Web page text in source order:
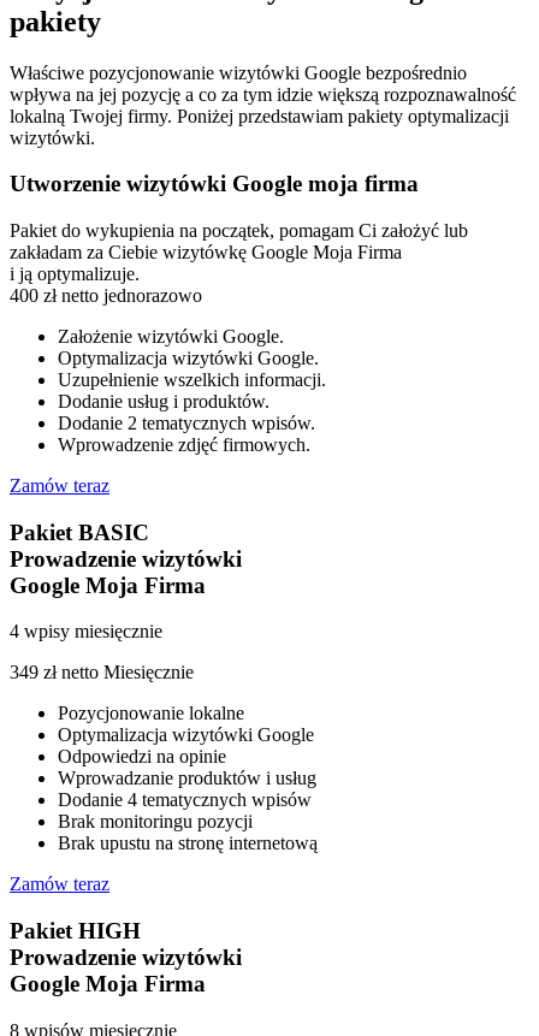
pakiety
Właściwe pozycjonowanie wizytówki Google bezpośrednio
wpływa na jej pozycję a co za tym idzie większą rozpoznawalność
lokalną Twojej firmy. Poniżej przedstawiam pakiety optymalizacji
wizytówki.
Utworzenie wizytówki Google moja firma
Pakiet do wykupienia na początek, pomagam Ci założyć lub
zakładam za Ciebie wizytówkę Google Moja Firma
i ją optymalizuje.
400 zł netto jednorazowo
Założenie wizytówki Google.
Optymalizacja wizytówki Google.
Uzupełnienie wszelkich informacji.
Dodanie usług i produktów.
Dodanie 2 tematycznych wpisów.
Wprowadzenie zdjęć firmowych.
Zamów teraz
Pakiet BASIC
Prowadzenie wizytówki
Google Moja Firma
4 wpisy miesięcznie
349 zł netto Miesięcznie
Pozycjonowanie lokalne
Optymalizacja wizytówki Google
Odpowiedzi na opinie
Wprowadzanie produktów i usług
Dodanie 4 tematycznych wpisów
Brak monitoringu pozycji
Brak upustu na stronę internetową
Zamów teraz
Pakiet HIGH
Prowadzenie wizytówki
Google Moja Firma
8 wpisów miesięcznie